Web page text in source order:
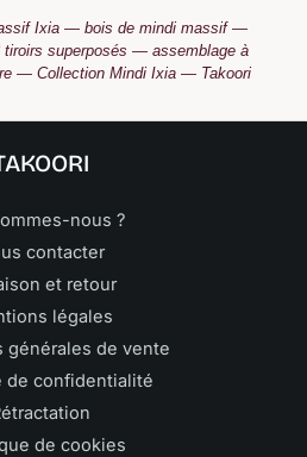
Ixia — bois de mindi massif —
superposés — assemblage à
— Collection Mindi Ixia — Takoori
nous ?
contacter
et retour
légales
générales de vente
de confidentialité
de cookies